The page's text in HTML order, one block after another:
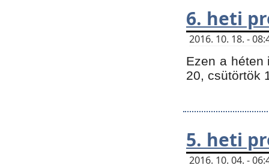
6. heti
2016. 10. 18. -
Ezen a héten
20, csütörtök
5. heti
2016. 10. 04. -